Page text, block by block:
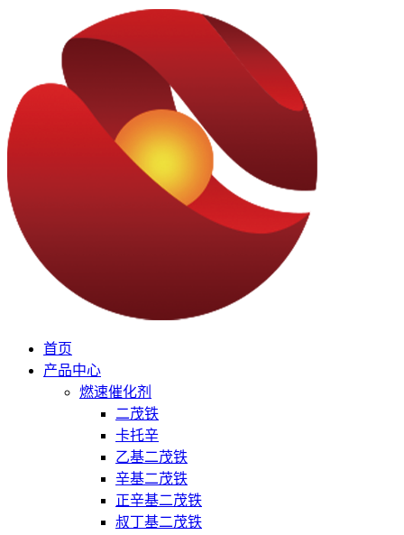
首页
产品中心
燃速催化剂
二茂铁
卡托辛
乙基二茂铁
辛基二茂铁
正辛基二茂铁
叔丁基二茂铁